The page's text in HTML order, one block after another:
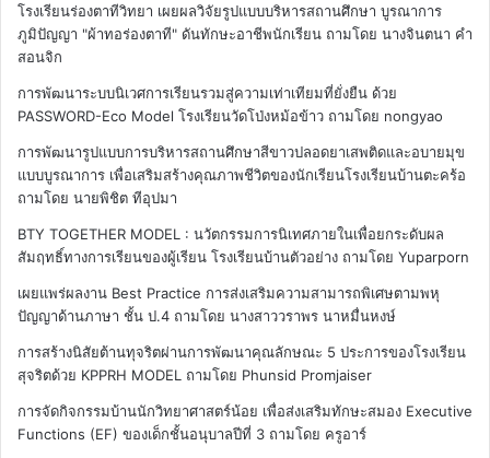
โรงเรียนร่องตาทีวิทยา เผยผลวิจัยรูปแบบบริหารสถานศึกษา บูรณาการ
ภูมิปัญญา "ผ้าทอร่องตาที" ดันทักษะอาชีพนักเรียน ถามโดย นางจินตนา คำ
สอนจิก
การพัฒนาระบบนิเวศการเรียนรวมสู่ความเท่าเทียมที่ยั่งยืน ด้วย
PASSWORD-Eco Model โรงเรียนวัดโป่งหม้อข้าว ถามโดย nongyao
การพัฒนารูปแบบการบริหารสถานศึกษาสีขาวปลอดยาเสพติดและอบายมุข
แบบบูรณาการ เพื่อเสริมสร้างคุณภาพชีวิตของนักเรียนโรงเรียนบ้านตะคร้อ
ถามโดย นายพิชิต ทีอุปมา
BTY TOGETHER MODEL : นวัตกรรมการนิเทศภายในเพื่อยกระดับผล
สัมฤทธิ์ทางการเรียนของผู้เรียน โรงเรียนบ้านตัวอย่าง ถามโดย Yuparporn
เผยแพร่ผลงาน Best Practice การส่งเสริมความสามารถพิเศษตามพหุ
ปัญญาด้านภาษา ชั้น ป.4 ถามโดย นางสาววราพร นาหมื่นหงษ์
การสร้างนิสัยต้านทุจริตผ่านการพัฒนาคุณลักษณะ 5 ประการของโรงเรียน
สุจริตด้วย KPPRH MODEL ถามโดย Phunsid Promjaiser
การจัดกิจกรรมบ้านนักวิทยาศาสตร์น้อย เพื่อส่งเสริมทักษะสมอง Executive
Functions (EF) ของเด็กชั้นอนุบาลปีที่ 3 ถามโดย ครูอาร์